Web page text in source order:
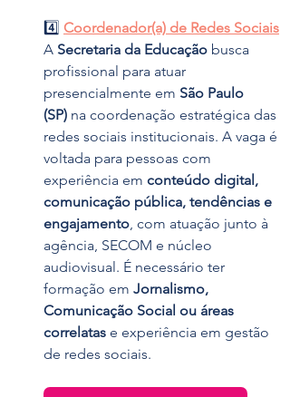
4️⃣ Coordenador(a) de Redes Sociais
A Secretaria da Educação busca
profissional para atuar
presencialmente em São Paulo
(SP) na coordenação estratégica das
redes sociais institucionais. A vaga é
voltada para pessoas com
experiência em conteúdo digital,
comunicação pública, tendências e
engajamento , com atuação junto à
agência, SECOM e núcleo
audiovisual. É necessário ter
formação em Jornalismo,
Comunicação Social ou áreas
correlatas e experiência em gestão
de redes sociais.